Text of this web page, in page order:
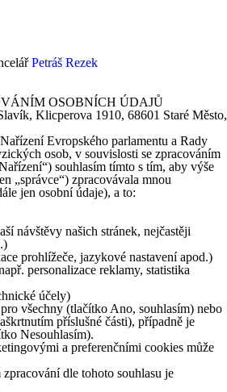
Petráš Rezek
OSOBNÍCH ÚDAJŮ
Klicperova 1910, 68601 Staré Město,
Evropského parlamentu a Rady
osob, v souvislosti se zpracováním
souhlasím tímto s tím, aby výše
„správce“) zpracovávala mnou
jen osobní údaje), a to:
návštěvy našich stránek, nejčastěji
prohlížeče, jazykové nastavení apod.)
personalizace reklamy, statistika
účely)
všechny (tlačítko Ano, souhlasím) nebo
příslušné části), případně je
Nesouhlasím).
a preferenčními cookies může
dle tohoto souhlasu je